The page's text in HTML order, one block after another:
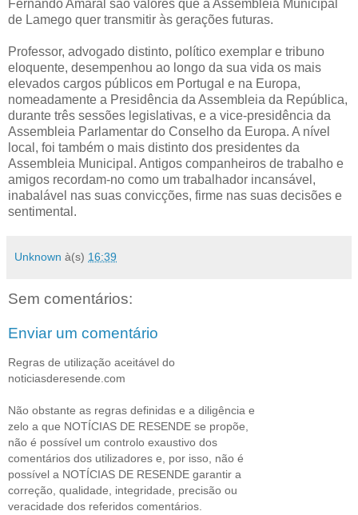
Fernando Amaral são valores que a Assembleia Municipal
de Lamego quer transmitir às gerações futuras.
Professor, advogado distinto, político exemplar e tribuno
eloquente, desempenhou ao longo da sua vida os mais
elevados cargos públicos em Portugal e na Europa,
nomeadamente a Presidência da Assembleia da República,
durante três sessões legislativas, e a vice-presidência da
Assembleia Parlamentar do Conselho da Europa. A nível
local, foi também o mais distinto dos presidentes da
Assembleia Municipal. Antigos companheiros de trabalho e
amigos recordam-no como um trabalhador incansável,
inabalável nas suas convicções, firme nas suas decisões e
sentimental.
Unknown à(s) 16:39
Sem comentários:
Enviar um comentário
Regras de utilização aceitável do
noticiasderesende.com
Não obstante as regras definidas e a diligência e
zelo a que NOTÍCIAS DE RESENDE se propõe,
não é possível um controlo exaustivo dos
comentários dos utilizadores e, por isso, não é
possível a NOTÍCIAS DE RESENDE garantir a
correção, qualidade, integridade, precisão ou
veracidade dos referidos comentários.